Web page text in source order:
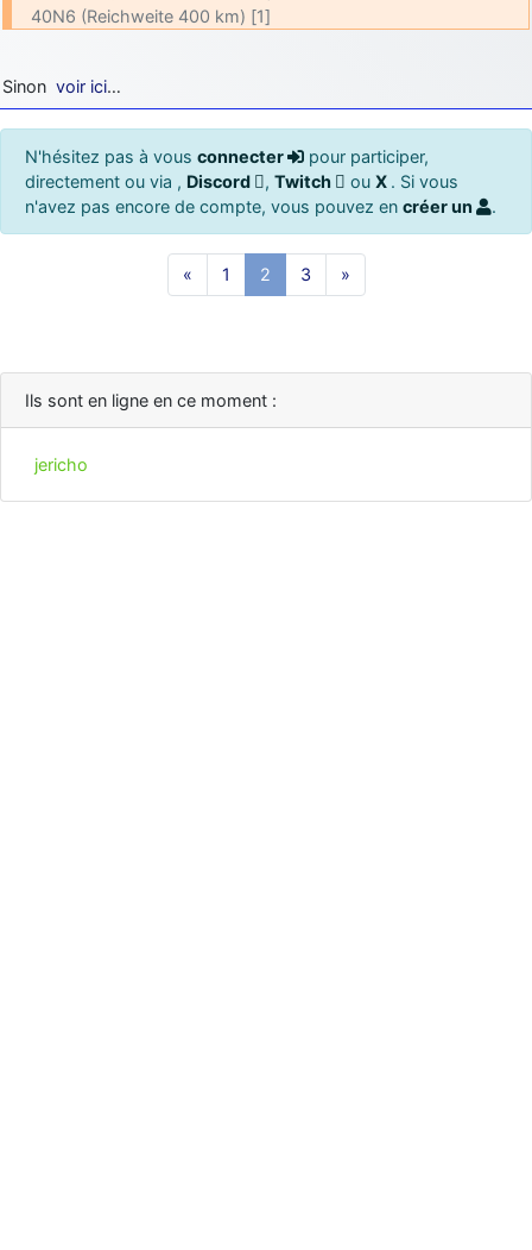
40N6 (Reichweite 400 km) [1]
Sinon voir ici…
N'hésitez pas à vous connecter
pour participer,
directement ou via , Discord , Twitch ou X . Si vous
n'avez pas encore de compte, vous pouvez en créer un .
« 1 2 3 »
Ils sont en ligne en ce moment :
jericho